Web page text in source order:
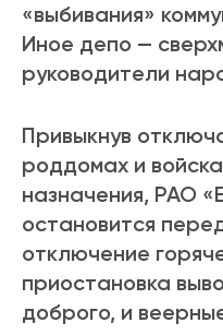
«выбивания»
Иное депо —
руководители
Привыкнув
роддомах и
назначения, РАО
остановится
отключение
приостановка
доброго, и